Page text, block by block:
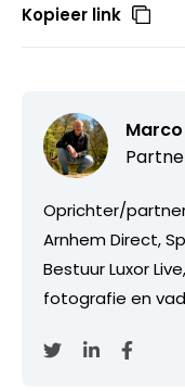
Kopieer link
Oprichter/
Arnhem Direct,
Bestuur Luxor
fotografie en